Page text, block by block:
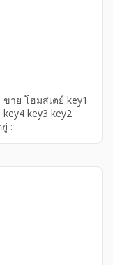
าย โฮมสเตย์ key1
key3 key2
: